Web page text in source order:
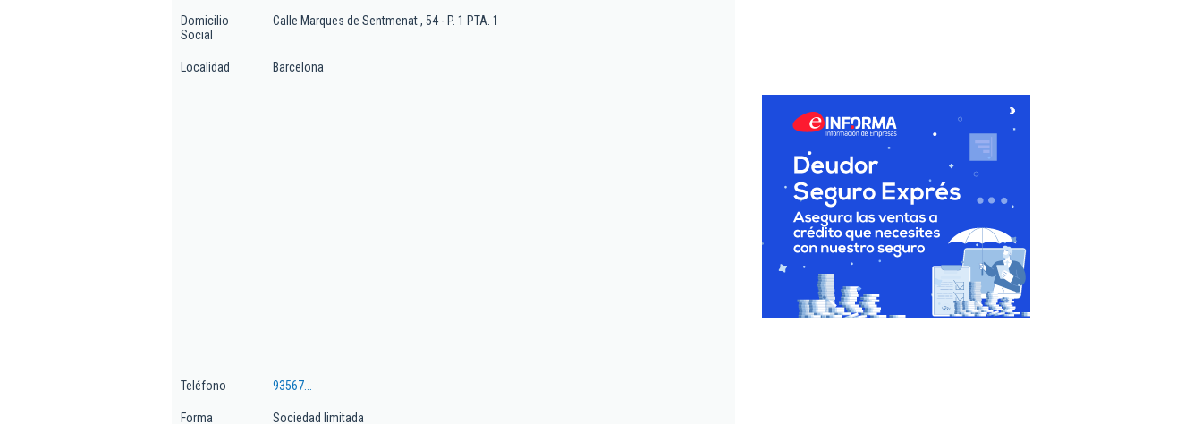
Domicilio
Social
Calle Marques de Sentmenat , 54 - P. 1 PTA. 1
Localidad Barcelona
Teléfono 93567...
Forma
Sociedad limitada